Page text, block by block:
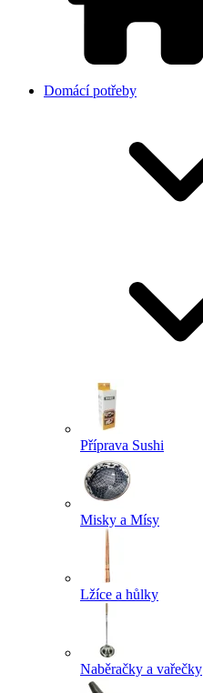
Domácí potřeby
Příprava Sushi
Misky a Mísy
Lžíce a hůlky
Naběračky a vařečky